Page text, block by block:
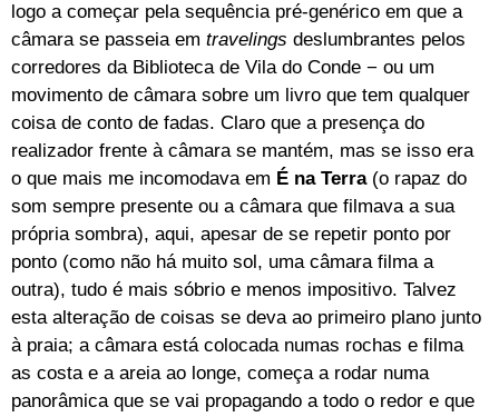
logo a começar pela sequência pré-genérico em que a
câmara se passeia em travelings deslumbrantes pelos
corredores da Biblioteca de Vila do Conde − ou um
movimento de câmara sobre um livro que tem qualquer
coisa de conto de fadas. Claro que a presença do
realizador frente à câmara se mantém, mas se isso era
o que mais me incomodava em É na Terra(o rapaz do
som sempre presente ou a câmara que filmava a sua
própria sombra), aqui, apesar de se repetir ponto por
ponto (como não há muito sol, uma câmara filma a
outra), tudo é mais sóbrio e menos impositivo. Talvez
esta alteração de coisas se deva ao primeiro plano junto
à praia; a câmara está colocada numas rochas e filma
as costa e a areia ao longe, começa a rodar numa
panorâmica que se vai propagando a todo o redor e que